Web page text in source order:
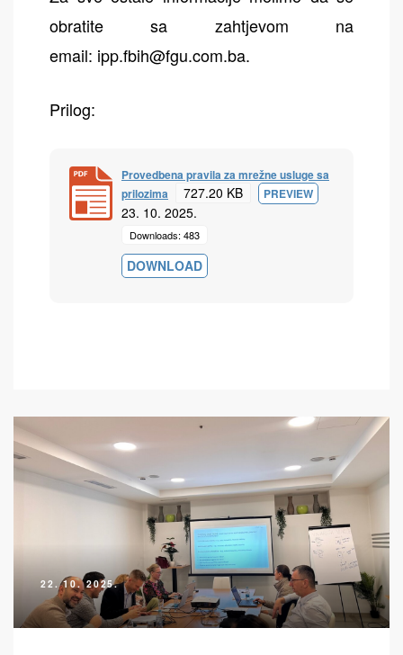
obratite sa zahtjevom na
email: ipp.fbih@fgu.com.ba.
Prilog:
Provedbena pravila za mrežne usluge sa
prilozima
727.20 KB PREVIEW
23. 10. 2025.
Downloads: 483
DOWNLOAD
22. 10. 2025.